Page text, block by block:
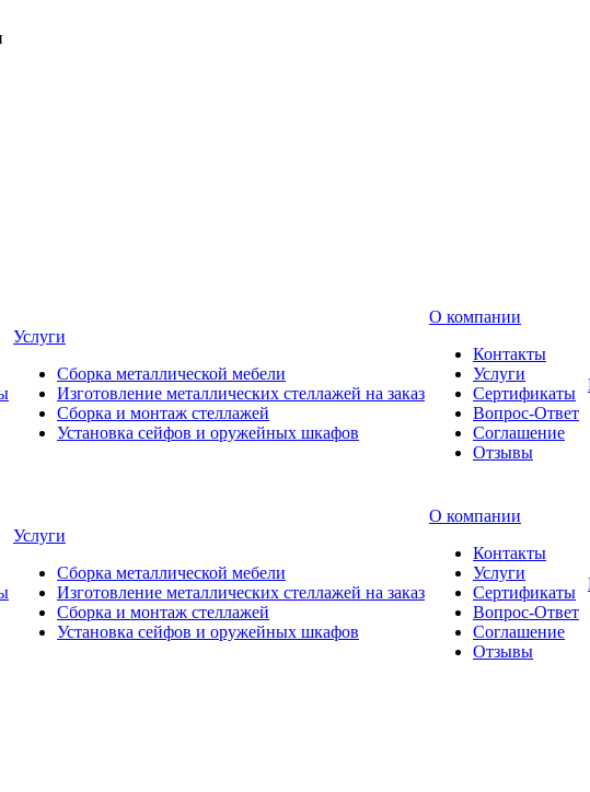
Услуги
Сборка металлической мебели
Изготовление металлических стеллажей на заказ
Сборка и монтаж стеллажей
Установка сейфов и оружейных шкафов
О компании
Контакты
Услуги
Сертификаты
Вопрос-Ответ
Соглашение
Отзывы
Услуги
Сборка металлической мебели
Изготовление металлических стеллажей на заказ
Сборка и монтаж стеллажей
Установка сейфов и оружейных шкафов
О компании
Контакты
Услуги
Сертификаты
Вопрос-Ответ
Соглашение
Отзывы